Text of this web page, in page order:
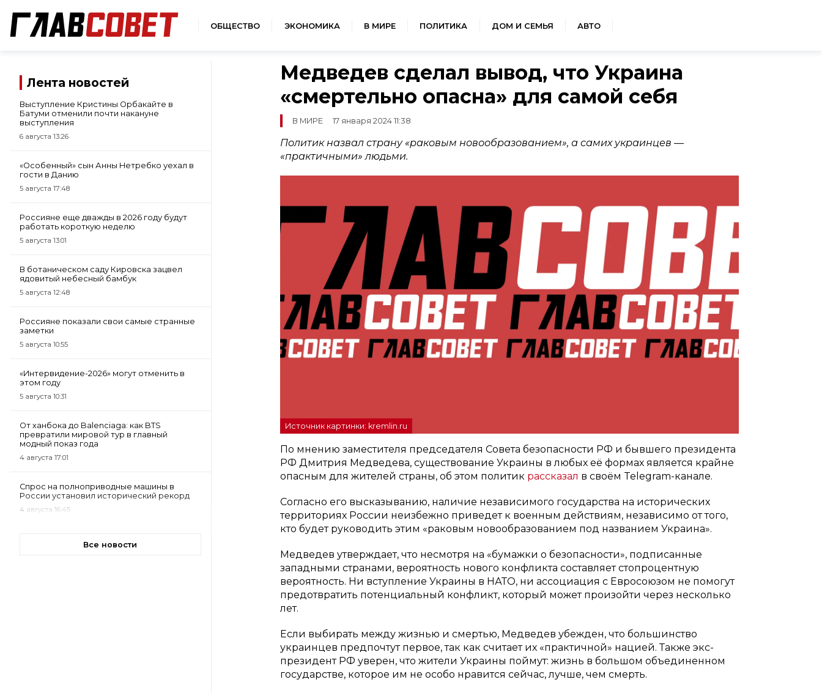
ОБЩЕСТВО ЭКОНОМИКА В МИРЕ ПОЛИТИКА ДОМ И СЕМЬЯ АВТО
Лента новостей
Выступление Кристины Орбакайте в
Батуми отменили почти накануне
выступления
6 августа 13:26
«Особенный» сын Анны Нетребко уехал в
гости в Данию
5 августа 17:48
Россияне еще дважды в 2026 году будут
работать короткую неделю
5 августа 13:01
В ботаническом саду Кировска зацвел
ядовитый небесный бамбук
5 августа 12:48
Россияне показали свои самые странные
заметки
5 августа 10:55
«Интервидение-2026» могут отменить в
этом году
5 августа 10:31
От ханбока до Balenciaga: как BTS
превратили мировой тур в главный
модный показ года
4 августа 17:01
Спрос на полноприводные машины в
России установил исторический рекорд
4 августа 16:45
Все новости
Медведев сделал вывод, что Украина
«смертельно опасна» для самой себя
В МИРЕ 17 января 2024 11:38
Политик назвал страну «раковым новообразованием», а самих украинцев —
«практичными» людьми.
Источник картинки: kremlin.ru
По мнению заместителя председателя Совета безопасности РФ и бывшего президента
РФ Дмитрия Медведева, существование Украины в любых её формах является крайне
опасным для жителей страны, об этом политик рассказал в своём Telegram-канале.
Согласно его высказыванию, наличие независимого государства на исторических
территориях России неизбежно приведет к военным действиям, независимо от того,
кто будет руководить этим «раковым новообразованием под названием Украина».
Медведев утверждает, что несмотря на «бумажки о безопасности», подписанные
западными странами, вероятность нового конфликта составляет стопроцентную
вероятность. Ни вступление Украины в НАТО, ни ассоциация с Евросоюзом не помогут
предотвратить потенциальный конфликт, который может произойти через несколько
лет.
Если выбирать между жизнью и смертью, Медведев убежден, что большинство
украинцев предпочтут первое, так как считает их «практичной» нацией. Также экс-
президент РФ уверен, что жители Украины поймут: жизнь в большом объединенном
государстве, которое им не особо нравится сейчас, лучше, чем смерть.